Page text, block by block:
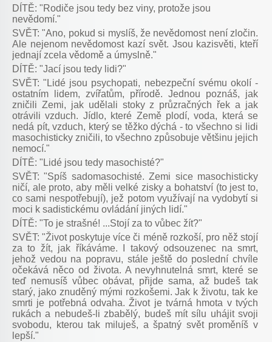
DÍTĚ: "Rodiče jsou tedy bez viny, protože jsou
nevědomí."
SVĚT: "Ano, pokud si myslíš, že nevědomost není zločin.
Ale nejenom nevědomost kazí svět. Jsou kazisvěti, kteří
jednají zcela vědomě a úmyslně."
DÍTĚ: "Jací jsou tedy lidi?"
SVĚT: "Lidé jsou psychopati, nebezpeční svému okolí -
ostatním lidem, zvířatům, přírodě. Jednou poznáš, jak
zničili Zemi, jak udělali stoky z průzračných řek a jak
otrávili vzduch. Jídlo, které Země plodí, voda, která se
nedá pít, vzduch, který se těžko dýchá - to všechno si lidi
masochisticky zničili, to všechno způsobuje většinu jejich
nemocí."
DÍTĚ: "Lidé jsou tedy masochisté?"
SVĚT: "Spíš sadomasochisté. Zemi sice masochisticky
ničí, ale proto, aby měli velké zisky a bohatství (to jest to,
co sami nespotřebují), jež potom využívají na vydobytí si
moci k sadistickému ovládání jiných lidí."
DÍTĚ: "To je strašné! ...Stojí za to vůbec žít?"
SVĚT: "Život poskytuje více či méně rozkoší, pro něž stojí
za to žít, jak říkáváme. I takový odsouzenec na smrt,
jehož vedou na popravu, stále ještě do poslední chvíle
očekává něco od života. A nevyhnutelná smrt, které se
teď nemusíš vůbec obávat, přijde sama, až budeš tak
starý, jako znuděný mými rozkošemi. Jak k životu, tak ke
smrti je potřebná odvaha. Život je tvárná hmota v tvých
rukách a nebudeš-li zbabělý, budeš mít sílu uhájit svoji
svobodu, kterou tak miluješ, a špatný svět proměníš v
lepší."